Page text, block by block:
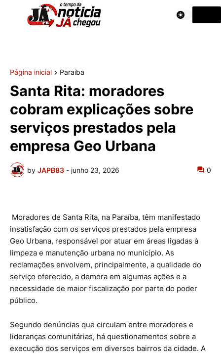
Página inicial Paraiba
Santa Rita: moradores
cobram explicações sobre
serviços prestados pela
empresa Geo Urbana
by JAPB83 - junho 23, 2026 0
Moradores de Santa Rita, na Paraíba, têm manifestado
insatisfação com os serviços prestados pela empresa
Geo Urbana, responsável por atuar em áreas ligadas à
limpeza e manutenção urbana no município. As
reclamações envolvem, principalmente, a qualidade do
serviço oferecido, a demora em algumas ações e a
necessidade de maior fiscalização por parte do poder
público.
Segundo denúncias que circulam entre moradores e
lideranças comunitárias, há questionamentos sobre a
execução dos serviços em diversos bairros da cidade. A